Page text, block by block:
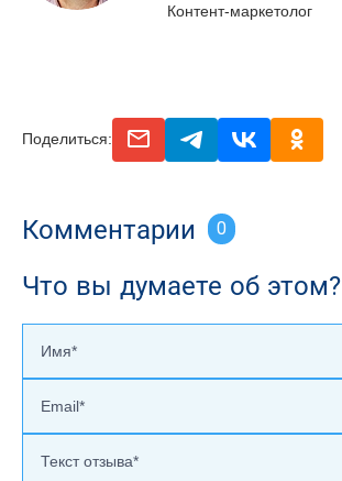
Контент-маркетолог
Поделиться: email telegram vk odnoclassniki
Комментарии 0
Что вы думаете об этом?